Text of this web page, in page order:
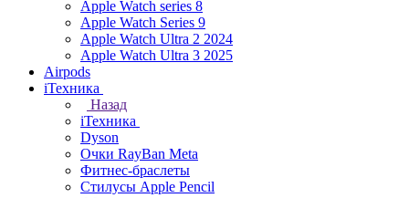
Apple Watch series 8
Apple Watch Series 9
Apple Watch Ultra 2 2024
Apple Watch Ultra 3 2025
Airpods
iТехника
Назад
iТехника
Dyson
Очки RayBan Meta
Фитнес-браслеты
Стилусы Apple Pencil